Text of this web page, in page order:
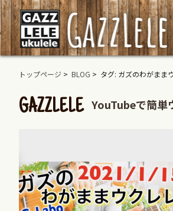
トップページ > BLOG > タグ: ガズのわがまま
GAZZLELE YouTubeで簡単